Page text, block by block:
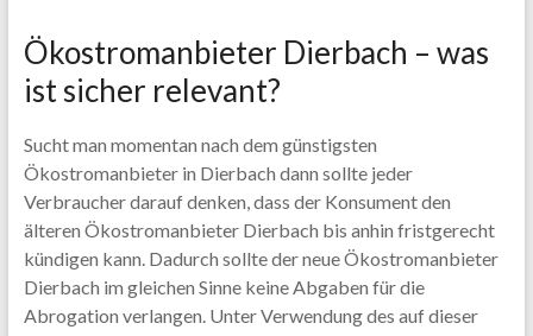
Ökostromanbieter Dierbach – was
ist sicher relevant?
Sucht man momentan nach dem günstigsten
Ökostromanbieter in Dierbach dann sollte jeder
Verbraucher darauf denken, dass der Konsument den
älteren Ökostromanbieter Dierbach bis anhin fristgerecht
kündigen kann. Dadurch sollte der neue Ökostromanbieter
Dierbach im gleichen Sinne keine Abgaben für die
Abrogation verlangen. Unter Verwendung des auf dieser